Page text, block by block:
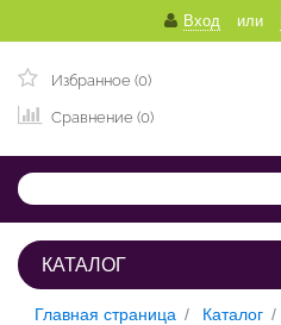
Вход или
Избранное (0)
Сравнение (0)
КАТАЛОГ
Главная страница Каталог